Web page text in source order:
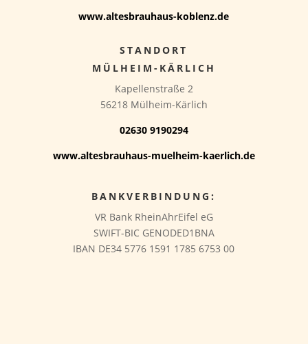
www.altesbrauhaus-koblenz.de
STANDORT
MÜLHEIM-KÄRLICH
Kapellenstraße 2
56218 Mülheim-Kärlich
02630 9190294
www.altesbrauhaus-muelheim-kaerlich.de
BANKVERBINDUNG:
VR Bank RheinAhrEifel eG
SWIFT-BIC GENODED1BNA
IBAN DE34 5776 1591 1785 6753 00